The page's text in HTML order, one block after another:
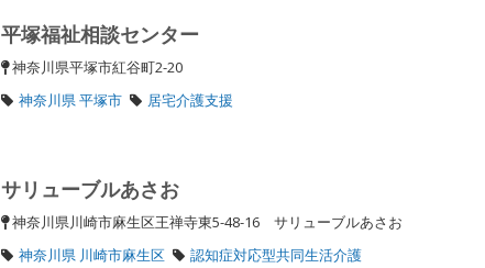
平塚福祉相談センター
神奈川県平塚市紅谷町2-20
神奈川県 平塚市
居宅介護支援
サリューブルあさお
神奈川県川崎市麻生区王禅寺東5-48-16 サリューブルあさお
神奈川県 川崎市麻生区
認知症対応型共同生活介護